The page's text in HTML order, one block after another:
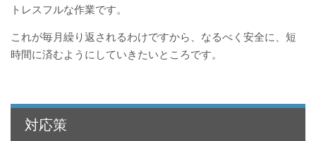
トレスフルな作業です。
これが毎月繰り返されるわけですから、なるべく安全に、短
時間に済むようにしていきたいところです。
対応策